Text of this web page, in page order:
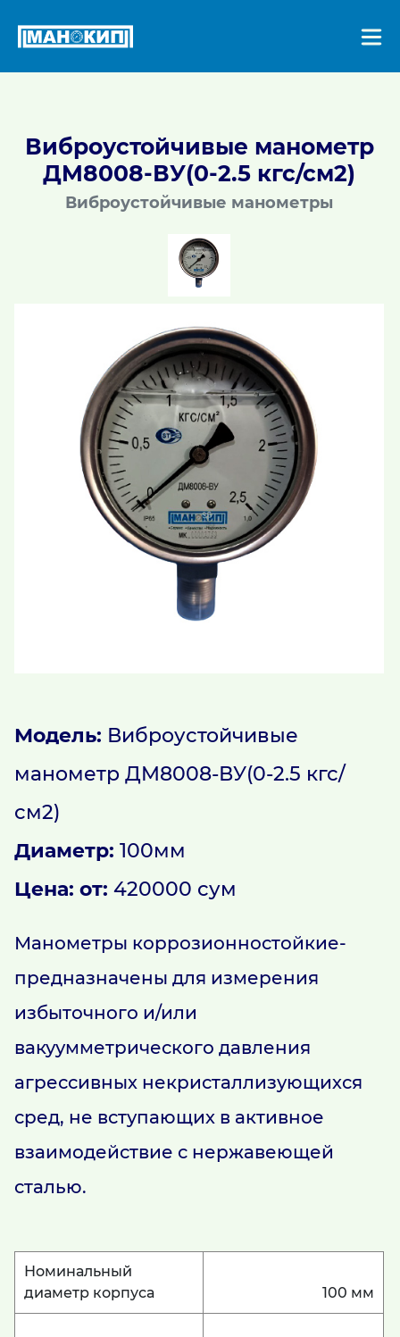
Виброустойчивые манометр
ДM8008-ВУ(0-2.5 кгс/см2)
Виброустойчивые манометры
Модель: Виброустойчивые
манометр ДM8008-ВУ(0-2.5 кгс/
см2)
Диаметр: 100мм
Цена: oт: 420000 сум
Манометры коррозионностойкие-
предназначены для измерения
избыточного и/или
вакуумметрического давления
агрессивных некристаллизующихся
сред, не вступающих в активное
взаимодействие с нержавеющей
сталью.
Номинальный
диаметр корпуса
100 мм